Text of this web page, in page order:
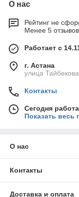
О нас
Рейтинг не
Менее 5
Работает с
г. Астана
улица
Контакты
Сегодня
Показать весь
О нас
Контакты
Доставка и оплата